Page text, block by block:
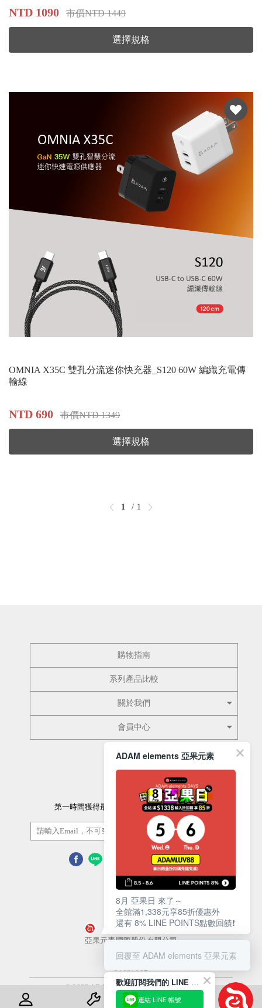
NTD 1090 市價NTD 1449
選擇規格
OMNIA X35C 雙孔分流迷你快充器_S120 60W 編織充電傳
輸線
NTD 690 市價NTD 1349
選擇規格
1 1
購物指南
系列產品比較
關於我們
會員中心
第一時間獲得最新的優惠資訊以及最新產品資訊
訂閱/取消
營業人名稱
亞果元素國際股份有限公司
統一編號
54657812
© 2022 ADAM Store. All Rights Reserved
使用條款
隱私權政策
ADAM elements 亞果元素
8月 亞果日 來了～
全館滿1,338元享85折優惠外
還有 8% LINE POINTS點數回饋❗️
回覆至 ADAM elements 亞果元素
歡迎訂閱我們的 LINE 官方帳號
連結 LINE 帳號